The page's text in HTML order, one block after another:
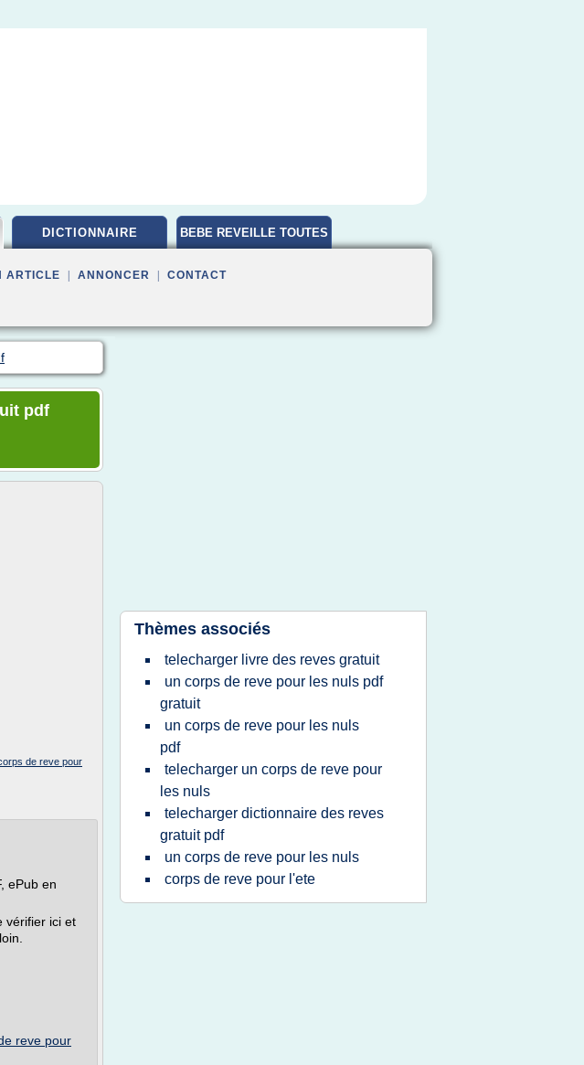
DICTIONNAIRE BEBE REVEILLE TOUTES
ARTICLE ANNONCER CONTACT
pdf
de reve pour
ePub en
vérifier ici et
reve pour
Thèmes associés
telecharger livre des reves gratuit
un corps de reve pour les nuls pdf
gratuit
un corps de reve pour les nuls
pdf
telecharger un corps de reve pour
les nuls
telecharger dictionnaire des reves
gratuit pdf
un corps de reve pour les nuls
corps de reve pour l'ete